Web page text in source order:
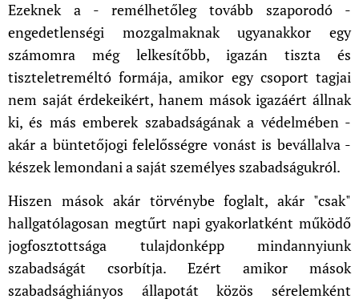
Ezeknek a - remélhetőleg tovább szaporodó -
engedetlenségi mozgalmaknak ugyanakkor egy
számomra még lelkesítőbb, igazán tiszta és
tiszteletreméltó formája, amikor egy csoport tagjai
nem saját érdekeikért, hanem mások igazáért állnak
ki, és más emberek szabadságának a védelmében -
akár a büntetőjogi felelősségre vonást is bevállalva -
készek lemondani a saját személyes szabadságukról.
Hiszen mások akár törvénybe foglalt, akár "csak"
hallgatólagosan megtűrt napi gyakorlatként működő
jogfosztottsága tulajdonképp mindannyiunk
szabadságát csorbítja. Ezért amikor mások
szabadsághiányos állapotát közös sérelemként